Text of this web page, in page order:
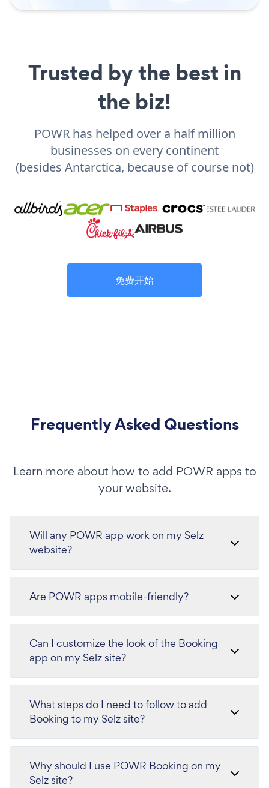
Trusted by the best in
the biz!
POWR has helped over a half million
businesses on every continent
(besides Antarctica, because of course not)
免费开始
Frequently Asked Questions
Learn more about how to add POWR apps to
your website.
Will any POWR app work on my Selz
website?
Are POWR apps mobile-friendly?
Can I customize the look of the Booking
app on my Selz site?
What steps do I need to follow to add
Booking to my Selz site?
Why should I use POWR Booking on my
Selz site?